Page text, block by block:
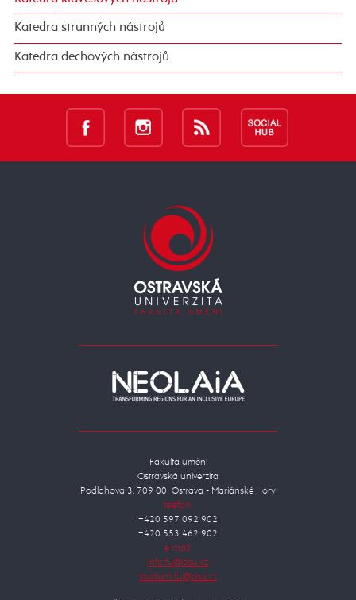
Katedra strunných nástrojů
Katedra dechových nástrojů
Fakulta umění
Ostravská univerzita
Podlahova 3, 709 00 Ostrava - Mariánské Hory
telefon:
+420 597 092 902
+420 553 462 902
e-mail: